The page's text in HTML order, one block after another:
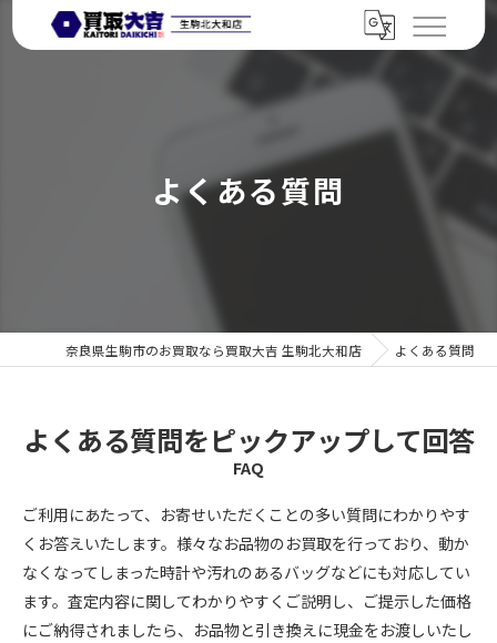
よくある質問
奈良県生駒市のお買取なら買取大吉 生駒北大和店 よくある質問
よくある質問をピックアップして回答
FAQ
ご利用にあたって、お寄せいただくことの多い質問にわかりやす
くお答えいたします。様々なお品物のお買取を行っており、動か
なくなってしまった時計や汚れのあるバッグなどにも対応してい
ます。査定内容に関してわかりやすくご説明し、ご提示した価格
にご納得されましたら、お品物と引き換えに現金をお渡しいたし